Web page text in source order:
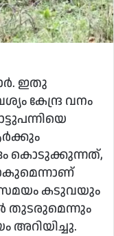
ഇതു
കേന്ദ്ര വനം
കൊടുക്കുന്നത്,
കടുവയും
തുടരുമെന്നും
അറിയിച്ചു.